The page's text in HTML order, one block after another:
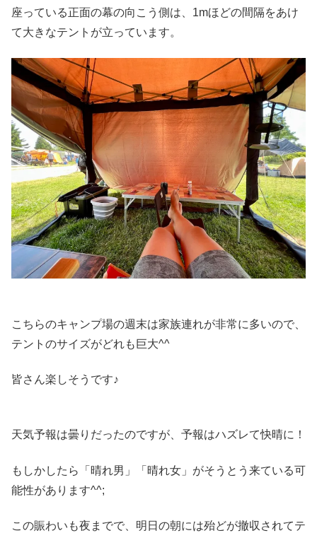
座っている正面の幕の向こう側は、1mほどの間隔をあけ
て大きなテントが立っています。
こちらのキャンプ場の週末は家族連れが非常に多いので、
テントのサイズがどれも巨大^^
皆さん楽しそうです♪
天気予報は曇りだったのですが、予報はハズレて快晴に！
もしかしたら「晴れ男」「晴れ女」がそうとう来ている可
能性があります^^;
この賑わいも夜までで、明日の朝には殆どが撤収されてテ